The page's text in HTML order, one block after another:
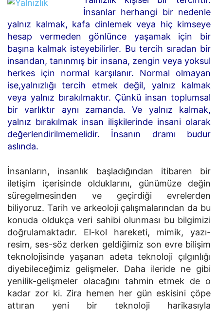
İnsanlar herhangi bir nedenle
yalnız kalmak, kafa dinlemek veya hiç kimseye
hesap vermeden gönlünce yaşamak için bir
başına kalmak isteyebilirler. Bu tercih sıradan bir
insandan, tanınmış bir insana, zengin veya yoksul
herkes için normal karşılanır. Normal olmayan
ise,yalnızlığı tercih etmek değil, yalnız kalmak
veya yalnız bırakılmaktır. Çünkü insan toplumsal
bir varlıktır aynı zamanda. Ve yalnız kalmak,
yalnız bırakılmak insan ilişkilerinde insani olarak
değerlendirilmemelidir. İnsanın dramı budur
aslında.
İnsanların, insanlık başladığından itibaren bir
iletişim içerisinde olduklarını, günümüze değin
süregelmesinden ve geçirdiği evrelerden
biliyoruz. Tarih ve arkeoloji çalışmalarından da bu
konuda oldukça veri sahibi olunması bu bilgimizi
doğrulamaktadır. El-kol hareketi, mimik, yazı-
resim, ses-söz derken geldiğimiz son evre bilişim
teknolojisinde yaşanan adeta teknoloji çılgınlığı
diyebileceğimiz gelişmeler. Daha ileride ne gibi
yenilik-gelişmeler olacağını tahmin etmek de o
kadar zor ki. Zira hemen her gün eskisini çöpe
attıran yeni bir teknoloji harikasıyla